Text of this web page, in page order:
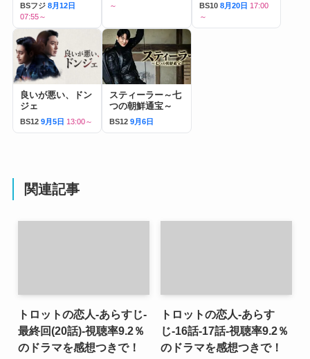
BSフジ 8月12日
07:55～
～
BS10 8月20日 17:00
～
良いが悪い、ドン
ジェ
BS12 9月5日 13:00～
スティーラー～七
つの朝鮮通宝～
BS12 9月6日
関連記事
トロットの恋人-あらすじ-
最終回(20話)-視聴率9.2％
のドラマを感想つきで！
トロットの恋人-あらす
じ-16話-17話-視聴率9.2％
のドラマを感想つきで！